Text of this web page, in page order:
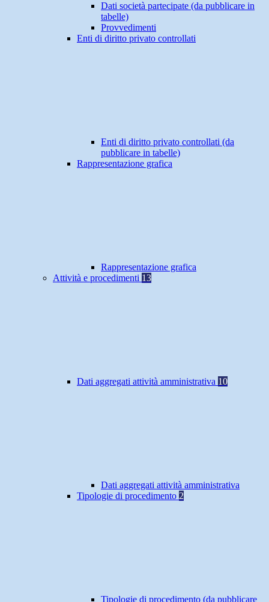
Dati società partecipate (da pubblicare in
tabelle)
Provvedimenti
Enti di diritto privato controllati
Enti di diritto privato controllati (da
pubblicare in tabelle)
Rappresentazione grafica
Rappresentazione grafica
Attività e procedimenti 13
Dati aggregati attività amministrativa 10
Dati aggregati attività amministrativa
Tipologie di procedimento 2
Tipologie di procedimento (da pubblicare